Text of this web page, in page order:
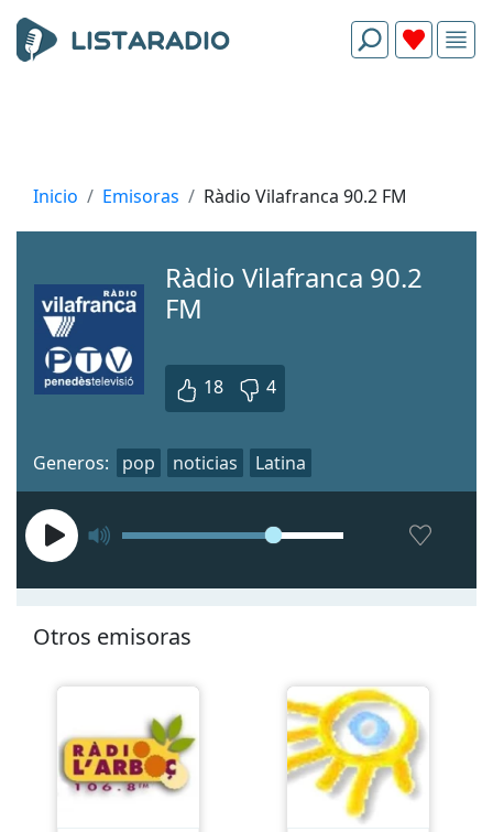
Inicio Emisoras Ràdio Vilafranca 90.2 FM
Ràdio Vilafranca 90.2
FM
18 4
Generos: pop noticias Latina
Otros emisoras